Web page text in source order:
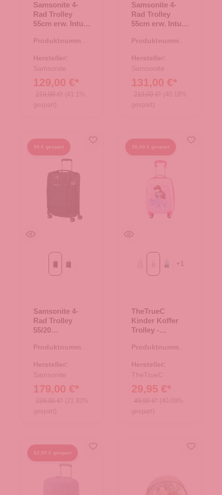
Samsonite 4-
Rad Trolley
55cm erw. Intuo
Produktnummer:
Hersteller:
Samsonite
129,00 €*
219,00 €* (41.1%
gespart)
Samsonite 4-
Rad Trolley
55cm erw. Intuo
Produktnummer:
Hersteller:
Samsonite
131,00 €*
219,00 €* (40.18%
gespart)
50 € gespart
Blackclimbing ivy
Samsonite 4-
Rad Trolley
55/20
Lite Black
Produktnummer:
Hersteller:
Samsonite
179,00 €*
229,00 €* (21.83%
gespart)
20,04 € gespart
EinhornPrinzessin
Race
+1
TheTrueC
Kinder Koffer
Trolley -
Produktnummer:
Hersteller:
TheTrueC
29,95 €*
49,99 €* (40.09%
gespart)
62,95 € gespart